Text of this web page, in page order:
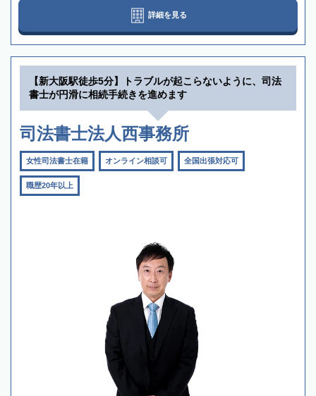
詳細を見る
【新大阪駅徒歩5分】トラブルが起こらないように、司法
書士が円滑に相続手続きを進めます
司法書士法人西事務所
女性司法書士在籍 オンライン相談可 全国出張対応可
職歴20年以上